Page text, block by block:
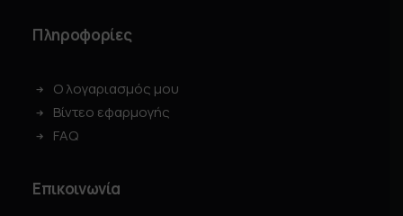
Πληροφορίες
Ο λογαριασμός μου
Βίντεο εφαρμογής
FAQ
Επικοινωνία